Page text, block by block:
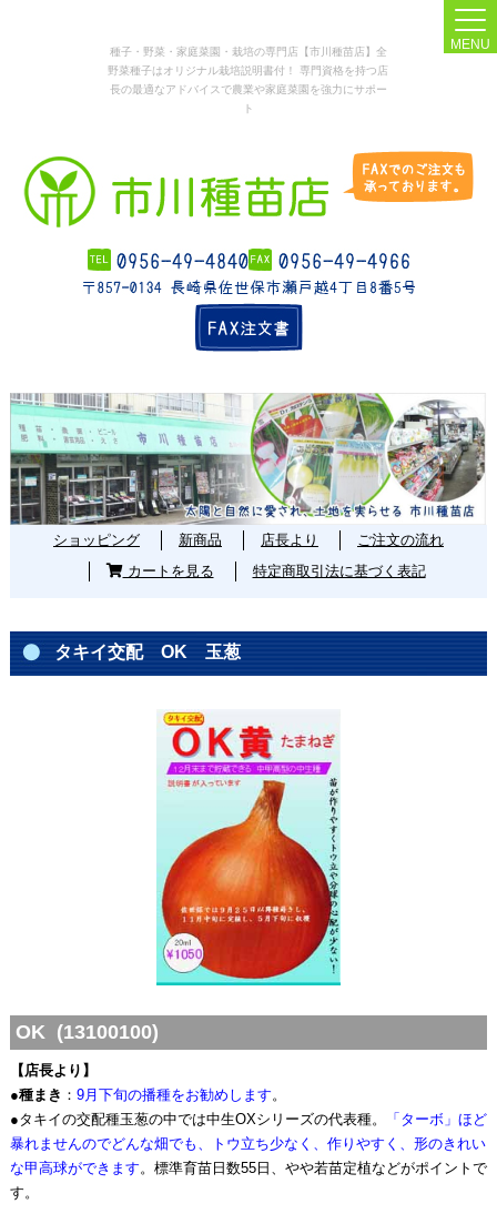
種子・野菜・家庭菜園・栽培の専門店【市川種苗店】全
野菜種子はオリジナル栽培説明書付！ 専門資格を持つ店
長の最適なアドバイスで農業や家庭菜園を強力にサポー
ト
MENU
ショッピング 新商品 店長より
ご注文の流れ
カートを見る
特定商取引法に基づく表記
タキイ交配 OK 玉葱
OK (13100100)
【店長より】
●種まき ： 9月下旬の播種をお勧めします 。
●タキイの交配種玉葱の中では中生OXシリーズの代表種。
「ターボ」ほど
暴れませんのでどんな畑でも、トウ立ち少なく、作りやすく、形のきれい
な甲高球ができます 。標準育苗日数55日、やや若苗定植などがポイントで
す。